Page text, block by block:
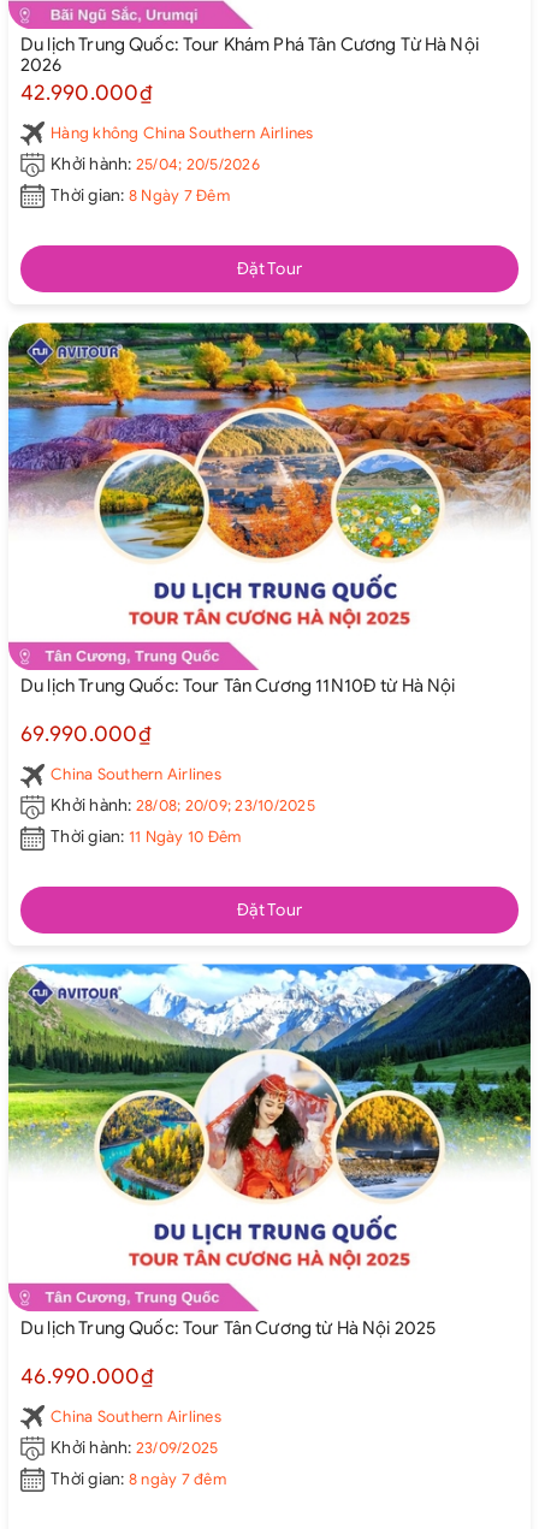
Du lịch Trung Quốc: Tour Khám Phá Tân Cương Từ Hà Nội
2026
42.990.000₫
Hàng không China Southern Airlines
Khởi hành: 25/04; 20/5/2026
Thời gian: 8 Ngày 7 Đêm
Đặt Tour
Du lịch Trung Quốc: Tour Tân Cương 11N10Đ từ Hà Nội
69.990.000₫
China Southern Airlines
Khởi hành: 28/08; 20/09; 23/10/2025
Thời gian: 11 Ngày 10 Đêm
Đặt Tour
Du lịch Trung Quốc: Tour Tân Cương từ Hà Nội 2025
46.990.000₫
China Southern Airlines
Khởi hành: 23/09/2025
Thời gian: 8 ngày 7 đêm